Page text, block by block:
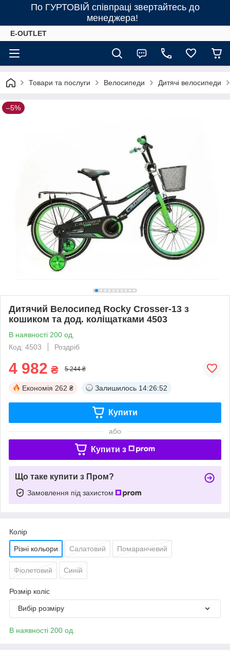
По ГУРТОВІЙ співпраці звертайтесь до
менеджера!
E-OUTLET
Товари та послуги Велосипеди Дитячі велосипеди
–5%
Дитячий Велосипед Rocky Crosser-13 з
кошиком та дод. коліщатками 4503
В наявності 200 од.
Код: 4503
Роздріб
4 982 ₴ 5 244 ₴
Економія 262 ₴ Залишилось 14:26:52
Купити
або
Купити з
Що таке купити з Пром?
Замовлення під захистом
Колір
Різні кольори Салатовий Помаранчевий
Фіолетовий Синій
Розмір коліс
Вибір розміру
В наявності 200 од.